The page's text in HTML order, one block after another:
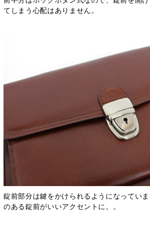
てしまう心配はありません。
錠前部分は鍵をかけられるようになってい
のある錠前がいいアクセントに。。